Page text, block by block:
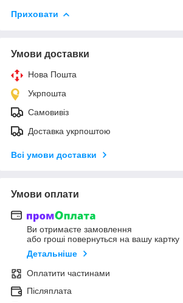
Приховати
Умови доставки
Нова Пошта
Укрпошта
Самовивіз
Доставка укрпоштою
Всі умови доставки
Умови оплати
Ви отримаєте замовлення
або гроші повернуться на вашу картку
Детальніше
Оплатити частинами
Післяплата